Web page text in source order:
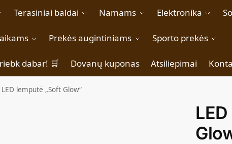
Terasiniai baldai Namams Elektronika
Prekės augintiniams Sporto prekės
dabar! 🛒 Dovanų kuponas Atsiliepimai
LED lemputė „Soft Glow“